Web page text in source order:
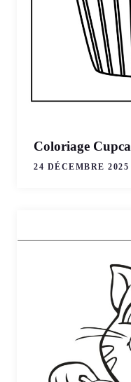
Coloriage
24 DÉCEMBRE